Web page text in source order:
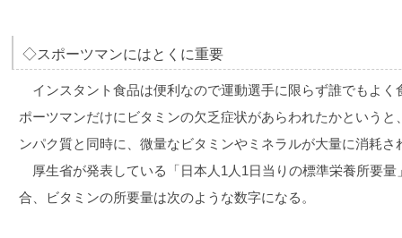
◇スポーツマンにはとくに重要
インスタント食品は便利なので運動選手に限らず誰でもよく
ポーツマンだけにビタミンの欠乏症状があらわれたかという
ンパク質と同時に、微量なビタミンやミネラルが大量に消耗さ
厚生省が発表している「日本人1人1日当りの標準栄養所要
合、ビタミンの所要量は次のような数字になる。